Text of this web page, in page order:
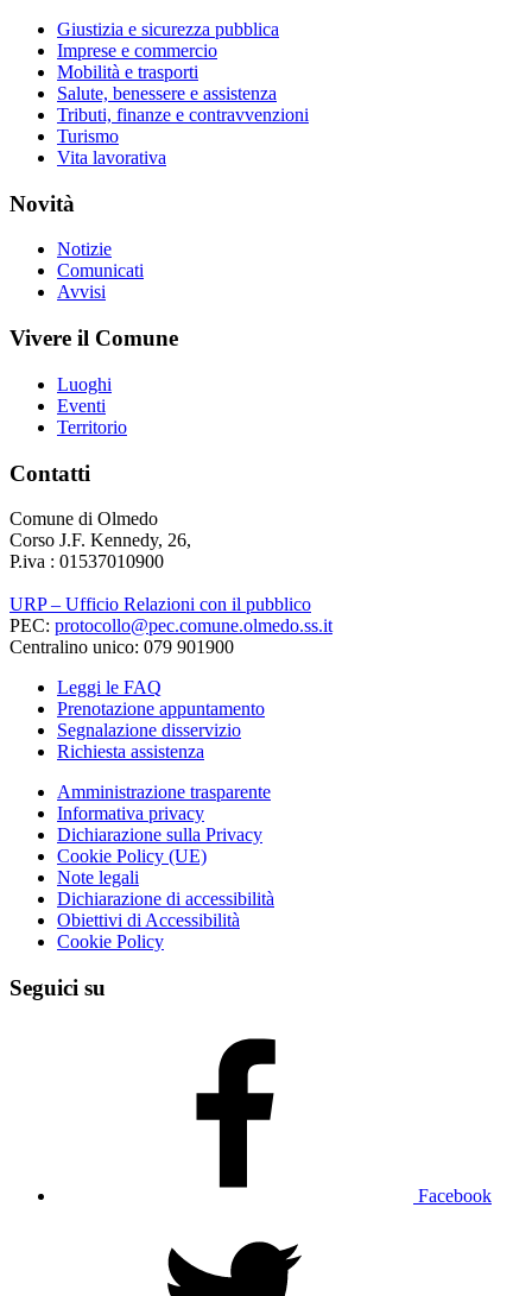
Giustizia e sicurezza pubblica
Imprese e commercio
Mobilità e trasporti
Salute, benessere e assistenza
Tributi, finanze e contravvenzioni
Turismo
Vita lavorativa
Novità
Notizie
Comunicati
Avvisi
Vivere il Comune
Luoghi
Eventi
Territorio
Contatti
Comune di Olmedo
Corso J.F. Kennedy, 26,
P.iva : 01537010900
URP – Ufficio Relazioni con il pubblico
PEC: protocollo@pec.comune.olmedo.ss.it
Centralino unico: 079 901900
Leggi le FAQ
Prenotazione appuntamento
Segnalazione disservizio
Richiesta assistenza
Amministrazione trasparente
Informativa privacy
Dichiarazione sulla Privacy
Cookie Policy (UE)
Note legali
Dichiarazione di accessibilità
Obiettivi di Accessibilità
Cookie Policy
Seguici su
Facebook